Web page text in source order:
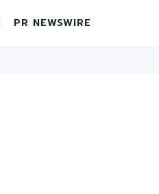
PR NEWSWIRE